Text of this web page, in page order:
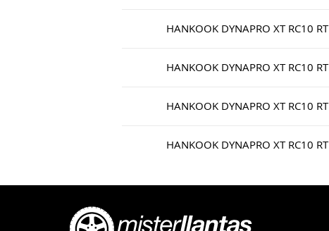
HANKOOK DYNAPRO XT RC10 RT
HANKOOK DYNAPRO XT RC10 RT
HANKOOK DYNAPRO XT RC10 RT
HANKOOK DYNAPRO XT RC10 RT